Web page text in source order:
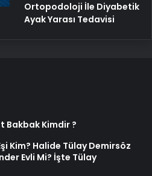
Ortopodoloji İle Diyabetik
Ayak Yarası Tedavisi
Bakbak Kimdir ?
Kim? Halide Tülay Demirsöz
Evli Mi? İşte Tülay